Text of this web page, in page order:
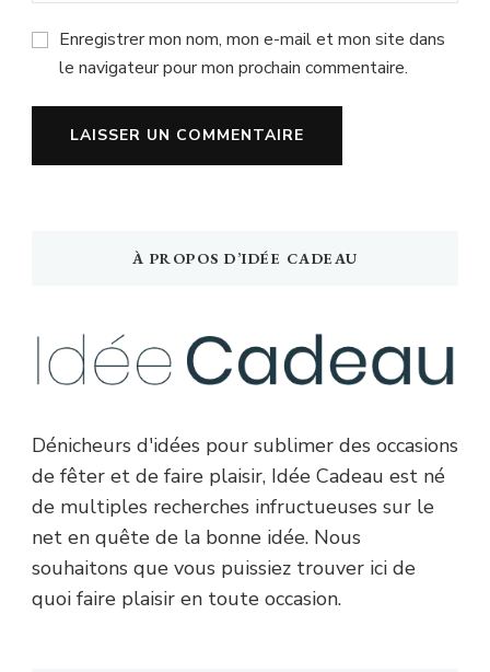
Enregistrer mon nom, mon e-mail et mon site dans
le navigateur pour mon prochain commentaire.
À PROPOS D’IDÉE CADEAU
Dénicheurs d'idées pour sublimer des occasions
de fêter et de faire plaisir, Idée Cadeau est né
de multiples recherches infructueuses sur le
net en quête de la bonne idée. Nous
souhaitons que vous puissiez trouver ici de
quoi faire plaisir en toute occasion.